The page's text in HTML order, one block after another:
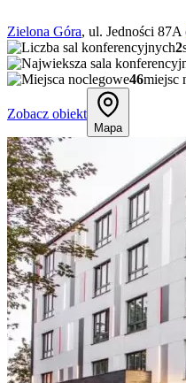
Zielona Góra, ul. Jedności 87A
2
46miejsc
Zobacz obiekt
Mapa